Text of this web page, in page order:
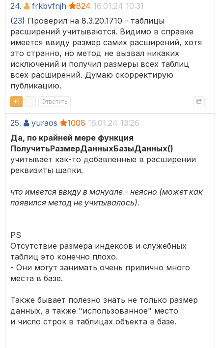
24. frkbvfnjh 824 16.01.24 10:31
(23) Проверил на 8.3.20.1710 - таблицы
расширений учитываются. Видимо в справке
имеется ввиду размер самих расширений, хотя
это странно, но метод не вызвал никаких
исключений и получил размеры всех таблиц
всех расширений. Думаю скорректирую
публикацию.
+1 – Ответить
25. yuraos 1008 16.01.24 13:26
Да, по крайней мере функция
ПолучитьРазмерДанныхБазыДанных()
учитывает как-то добавленные в расширении
реквизиты шапки.
что имеется ввиду в мануале - неясно (может как
появился метод не учитывалось).
PS
Отсутствие размера индексов и служебных
таблиц это конечно плохо.
- Они могут занимать очень прилично много
места в базе.
Также бывает полезно знать не только размер
данных, а также "использованное" место
и число строк в таблицах объекта в базе.